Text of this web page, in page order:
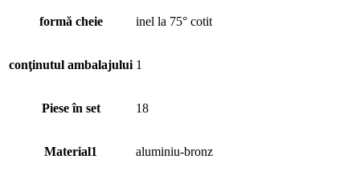
formă cheie inel la 75° cotit
conţinutul ambalajului 1
Piese în set 18
Material1 aluminiu-bronz